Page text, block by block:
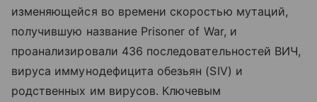
изменяющейся во времени скоростью мутаций,
получившую название Prisoner of War, и
проанализировали 436 последовательностей ВИЧ,
вируса иммунодефицита обезьян (SIV) и
родственных им вирусов. Ключевым